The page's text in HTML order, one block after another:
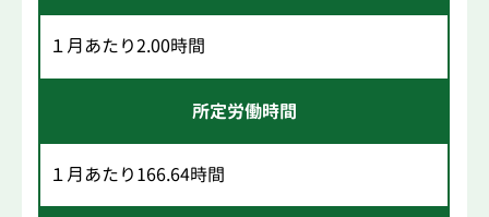
１月あたり2.00時間
所定労働時間
１月あたり166.64時間